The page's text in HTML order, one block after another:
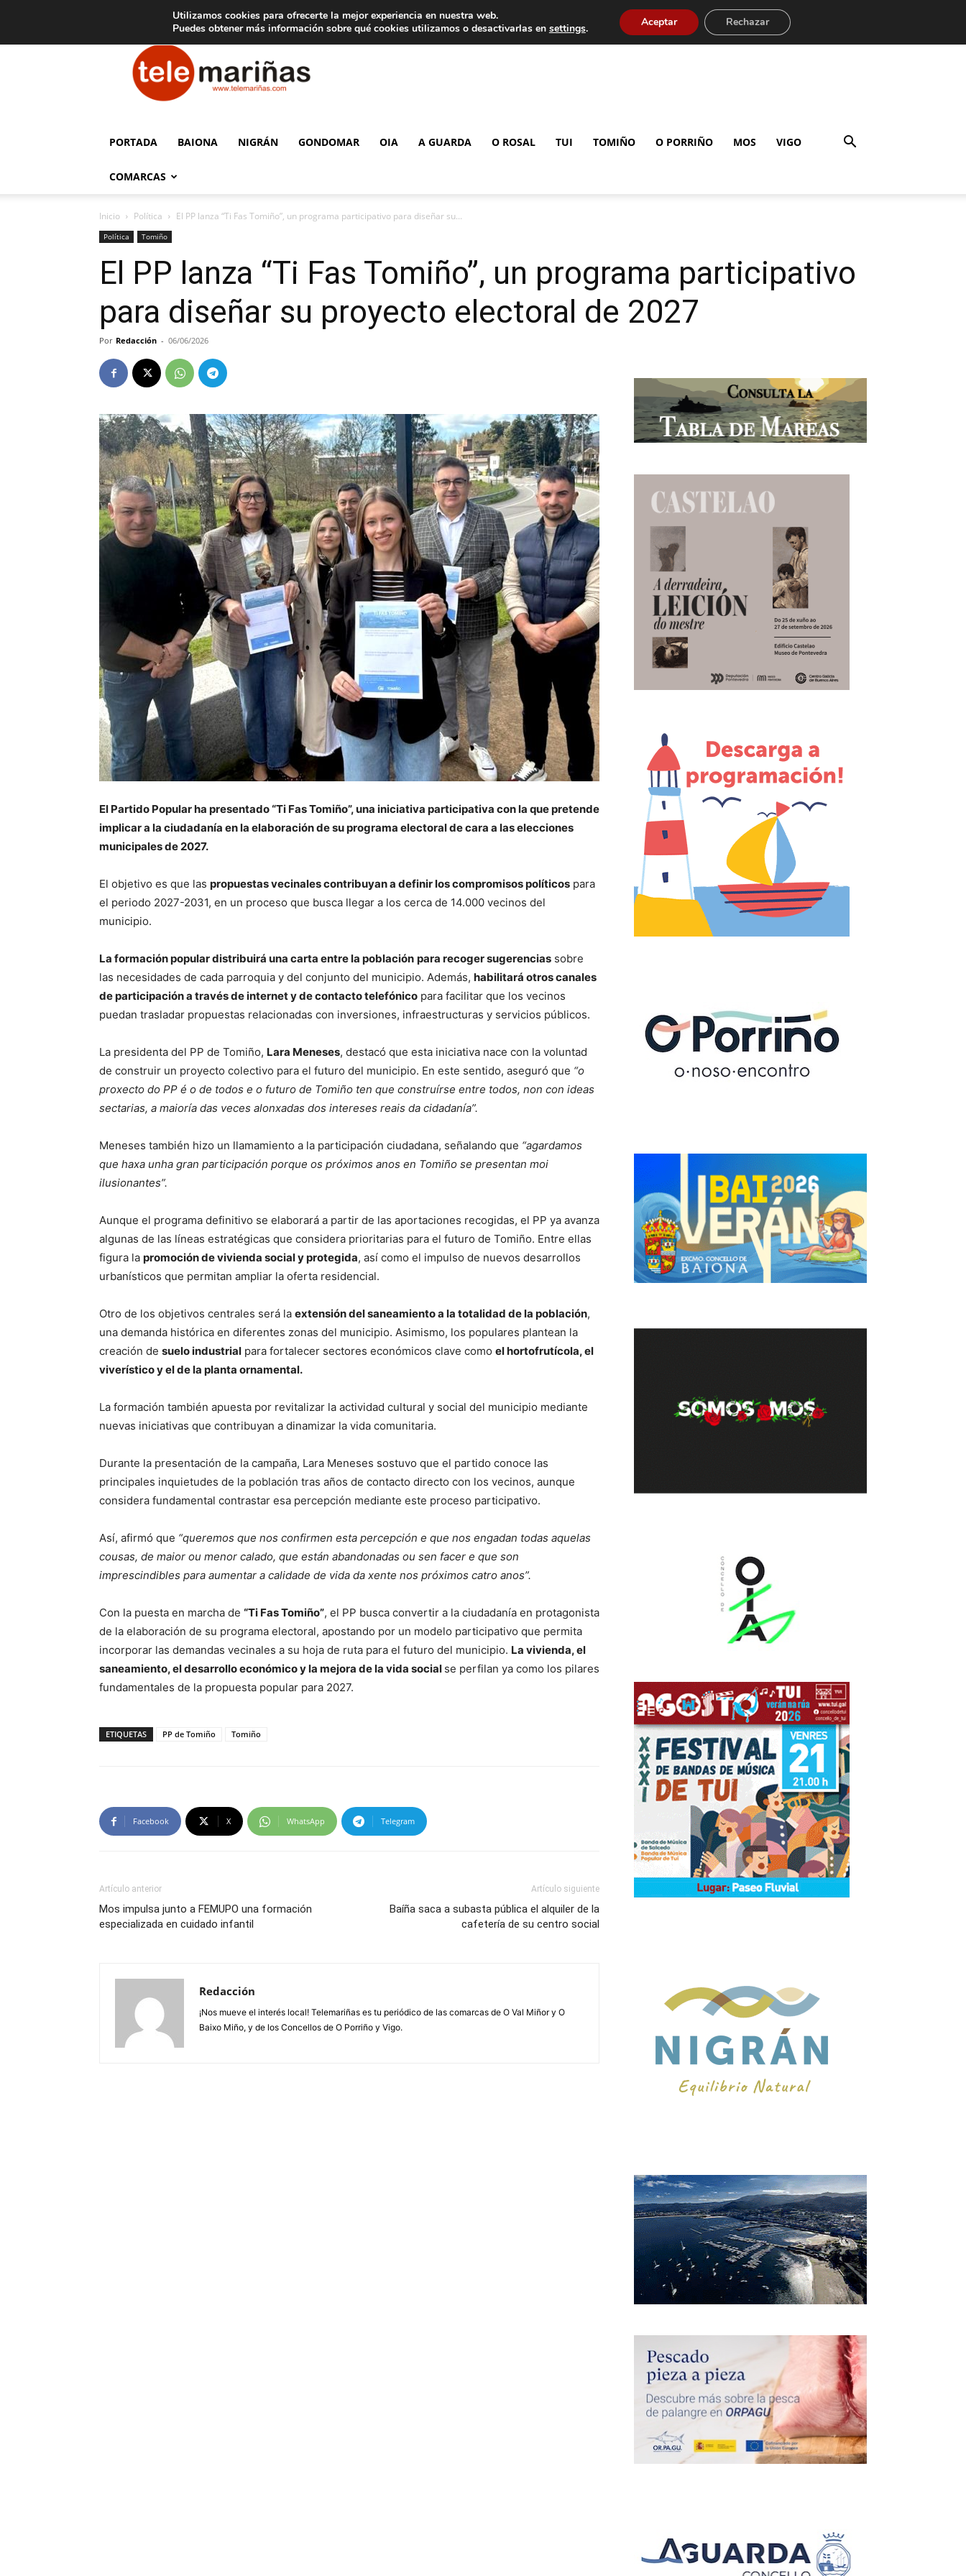
Aviso legal Tarifas de publicidad
Telemariñas
PORTADA BAIONA NIGRÁN GONDOMAR OIA A GUARDA O ROSAL TUI TOMIÑO O PORRIÑO MOS VIGO
COMARCAS
Inicio Política El PP lanza “Ti Fas Tomiño”, un programa participativo para diseñar su...
Política Tomiño
El PP lanza “Ti Fas Tomiño”, un programa participativo
para diseñar su proyecto electoral de 2027
Por Redacción - 06/06/2026
El Partido Popular ha presentado “Ti Fas Tomiño”, una iniciativa participativa con la que pretende
implicar a la ciudadanía en la elaboración de su programa electoral de cara a las elecciones
municipales de 2027.
El objetivo es que las propuestas vecinales contribuyan a definir los compromisos políticos para
el periodo 2027-2031, en un proceso que busca llegar a los cerca de 14.000 vecinos del
municipio.
La formación popular distribuirá una carta entre la población para recoger sugerencias sobre
las necesidades de cada parroquia y del conjunto del municipio. Además, habilitará otros canales
de participación a través de internet y de contacto telefónico para facilitar que los vecinos
puedan trasladar propuestas relacionadas con inversiones, infraestructuras y servicios públicos.
La presidenta del PP de Tomiño, Lara Meneses, destacó que esta iniciativa nace con la voluntad
de construir un proyecto colectivo para el futuro del municipio. En este sentido, aseguró que “o
proxecto do PP é o de todos e o futuro de Tomiño ten que construírse entre todos, non con ideas
sectarias, a maioría das veces alonxadas dos intereses reais da cidadanía”.
Meneses también hizo un llamamiento a la participación ciudadana, señalando que “agardamos
que haxa unha gran participación porque os próximos anos en Tomiño se presentan moi
ilusionantes”.
Aunque el programa definitivo se elaborará a partir de las aportaciones recogidas, el PP ya avanza
algunas de las líneas estratégicas que considera prioritarias para el futuro de Tomiño. Entre ellas
figura la promoción de vivienda social y protegida, así como el impulso de nuevos desarrollos
urbanísticos que permitan ampliar la oferta residencial.
Otro de los objetivos centrales será la extensión del saneamiento a la totalidad de la población,
una demanda histórica en diferentes zonas del municipio. Asimismo, los populares plantean la
creación de suelo industrial para fortalecer sectores económicos clave como el hortofrutícola, el
viverístico y el de la planta ornamental.
La formación también apuesta por revitalizar la actividad cultural y social del municipio mediante
nuevas iniciativas que contribuyan a dinamizar la vida comunitaria.
Durante la presentación de la campaña, Lara Meneses sostuvo que el partido conoce las
principales inquietudes de la población tras años de contacto directo con los vecinos, aunque
considera fundamental contrastar esa percepción mediante este proceso participativo.
Así, afirmó que “queremos que nos confirmen esta percepción e que nos engadan todas aquelas
cousas, de maior ou menor calado, que están abandonadas ou sen facer e que son
imprescindibles para aumentar a calidade de vida da xente nos próximos catro anos”.
Con la puesta en marcha de “Ti Fas Tomiño”, el PP busca convertir a la ciudadanía en protagonista
de la elaboración de su programa electoral, apostando por un modelo participativo que permita
incorporar las demandas vecinales a su hoja de ruta para el futuro del municipio. La vivienda, el
saneamiento, el desarrollo económico y la mejora de la vida social se perfilan ya como los pilares
fundamentales de la propuesta popular para 2027.
ETIQUETAS PP de Tomiño Tomiño
Facebook X WhatsApp Telegram
Artículo anterior
Mos impulsa junto a FEMUPO una formación
especializada en cuidado infantil
Artículo siguiente
Baíña saca a subasta pública el alquiler de la
cafetería de su centro social
Redacción
¡Nos mueve el interés local! Telemariñas es tu periódico de las comarcas de O Val Miñor y O
Baixo Miño, y de los Concellos de O Porriño y Vigo.
Utilizamos cookies para ofrecerte la mejor experiencia en nuestra web.
Puedes obtener más información sobre qué cookies utilizamos o desactivarlas en settings. Aceptar Rechazar